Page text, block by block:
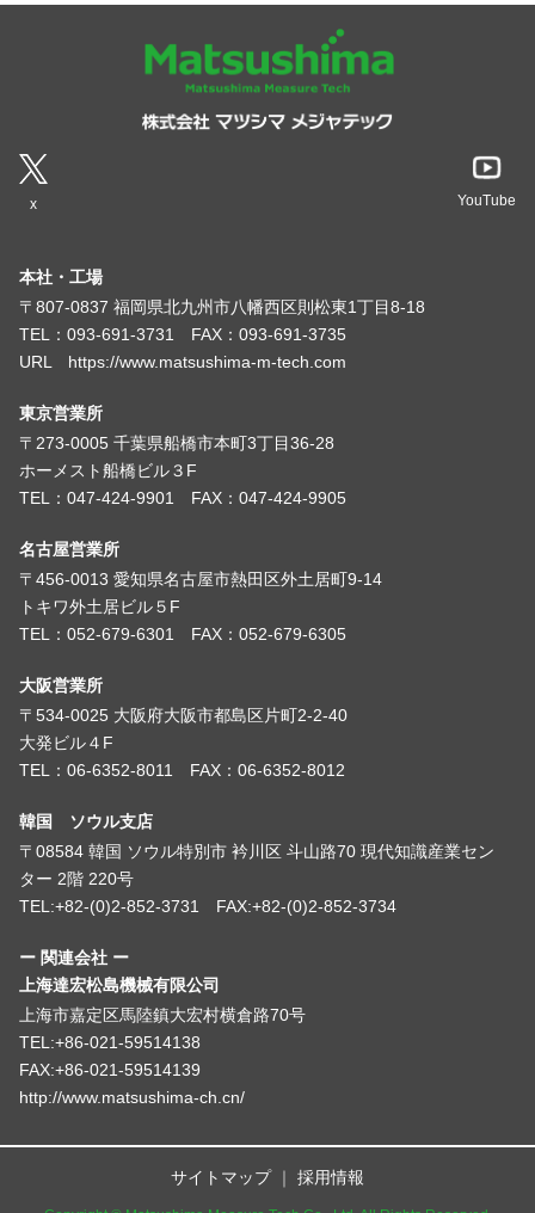
x YouTube
本社・工場
〒807-0837 福岡県北九州市八幡西区則松東1丁目8-18
TEL：093-691-3731 FAX：093-691-3735
URL https://www.matsushima-m-tech.com
東京営業所
〒273-0005 千葉県船橋市本町3丁目36-28
ホーメスト船橋ビル３F
TEL：047-424-9901 FAX：047-424-9905
名古屋営業所
〒456-0013 愛知県名古屋市熱田区外土居町9-14
トキワ外土居ビル５F
TEL：052-679-6301 FAX：052-679-6305
大阪営業所
〒534-0025 大阪府大阪市都島区片町2-2-40
大発ビル４F
TEL：06-6352-8011 FAX：06-6352-8012
韓国 ソウル支店
〒08584 韓国 ソウル特別市 衿川区 斗山路70 現代知識産業セン
ター 2階 220号
TEL:+82-(0)2-852-3731 FAX:+82-(0)2-852-3734
ー 関連会社 ー
上海達宏松島機械有限公司
上海市嘉定区馬陸鎮大宏村横倉路70号
TEL:+86-021-59514138
FAX:+86-021-59514139
http://www.matsushima-ch.cn/
サイトマップ 採用情報